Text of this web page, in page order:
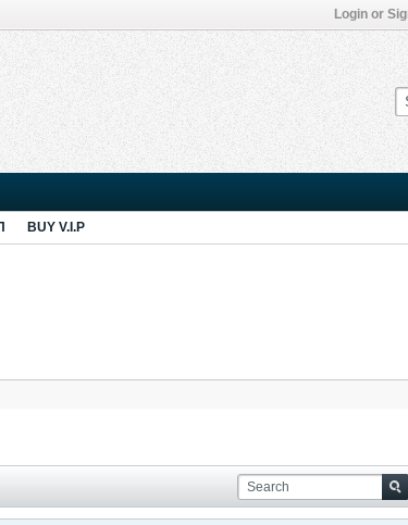
Login or
BUY V.I.P